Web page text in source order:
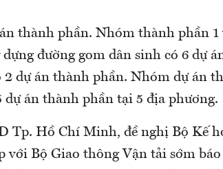
thành phần. Nhóm thành phần 1
đường gom dân sinh có 6 dự
dự án thành phần. Nhóm dự án
dự án thành phần tại 5 địa phương.
Tp. Hồ Chí Minh, đề nghị Bộ Kế
Bộ Giao thông Vận tải sớm báo